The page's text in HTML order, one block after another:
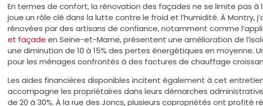
En termes de confort, la rénovation des façades ne se limite pas à
joue un rôle clé dans la lutte contre le froid et l’humidité. À Montry,
rénovées par des artisans de confiance, notamment comme
et façade en Seine-et-Marne, présentent une amélioration de
une diminution de 10 à 15% des pertes énergétiques en moyenne.
pour les ménages confrontés à des factures de chauffage
Les aides financières disponibles incitent également à cet
accompagne les propriétaires dans leurs démarches
de 20 à 30%. À la rue des Joncs, plusieurs copropriétés ont profité